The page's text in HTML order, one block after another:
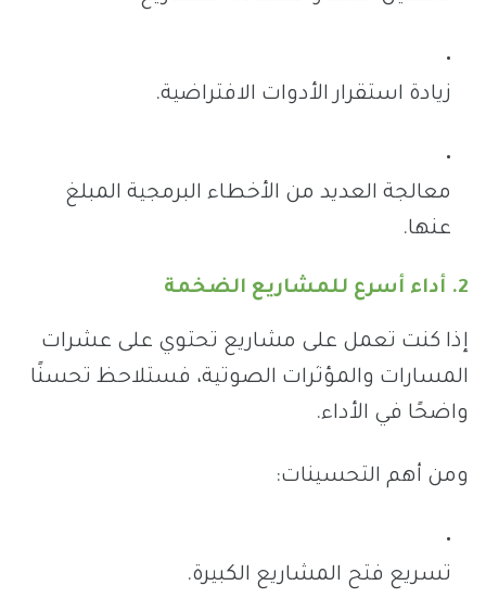
زيادة استقرار الأدوات الافتراضية.
معالجة العديد من الأخطاء البرمجية المبلغ
عنها.
2. أداء أسرع للمشاريع الضخمة
إذا كنت تعمل على مشاريع تحتوي على عشرات
المسارات والمؤثرات الصوتية، فستلاحظ تحسنًا
واضحًا في الأداء.
ومن أهم التحسينات:
تسريع فتح المشاريع الكبيرة.